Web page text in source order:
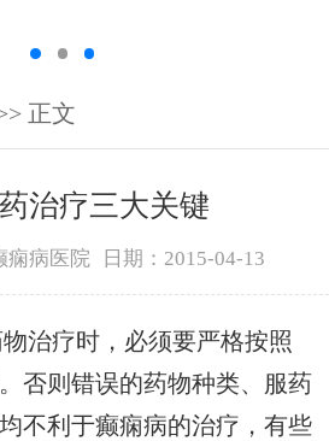
正文
治疗三大关键
痫病医院 日期：2015-04-13
治疗时，必须要严格按照
否则错误的药物种类、服药
不利于癫痫病的治疗，有些